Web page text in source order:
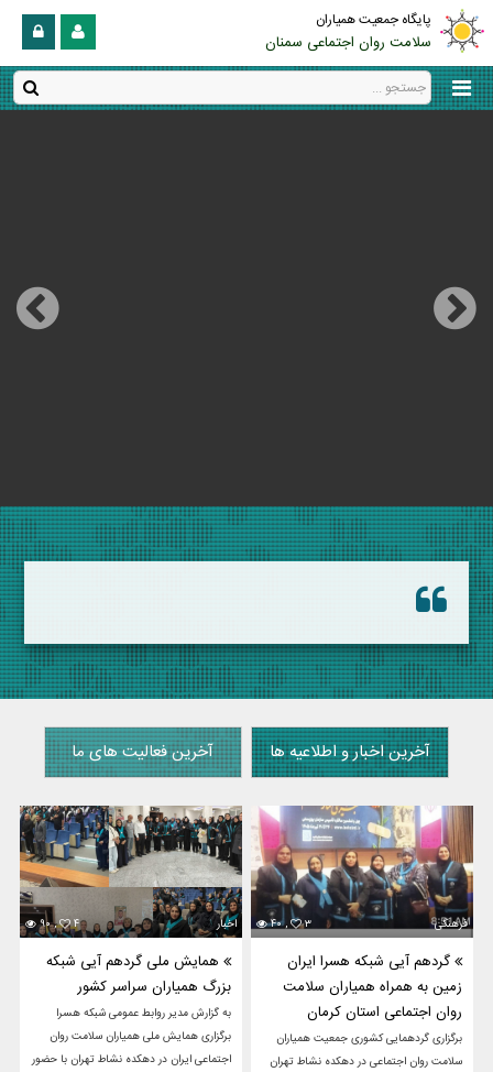
پایگاه جمعیت همیاران
سلامت روان اجتماعی سمنان
آخرین اخبار و اطلاعیه ها آخرین فعالیت های ما
۴۰ , ۳ فرهنگی
گردهم آیی شبکه هسرا ایران
زمین به همراه همیاران سلامت
روان اجتماعی استان کرمان
برگزاری گردهمایی کشوری جمعیت همیاران
سلامت روان اجتماعی در دهکده نشاط تهران
۹۰ , ۴ اخبار
همایش ملی گردهم آیی شبکه
بزرگ همیاران سراسر کشور
به گزارش مدیر روابط عمومی شبکه هسرا
برگزاری همایش ملی همیاران سلامت روان
اجتماعی ایران در دهکده نشاط تهران با حضور